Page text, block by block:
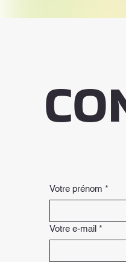
Votre prénom *
Votre e-mail *